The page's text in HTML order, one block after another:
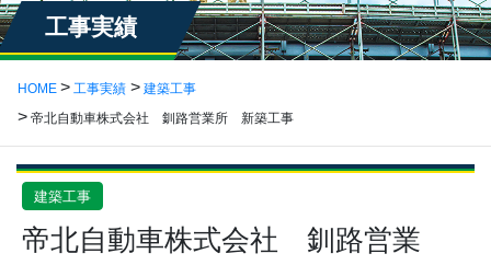
工事実績
HOME 工事実績
建築工事
帝北自動車株式会社 釧路営業所 新築工事
建築工事
帝北自動車株式会社 釧路営業